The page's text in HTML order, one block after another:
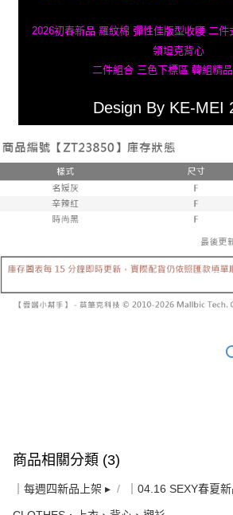
2026初春新品 羅紋棉 彈性佳版型收腰 二
領坦克背心
二件組合 三色下標區 韓組精
Design By KE-MEI
商品相關分類 (3)
｜每週四新品上架 ▸ ｜04.16 SEXY春夏